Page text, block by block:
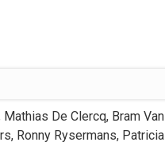
Mathias De Clercq, Bram
, Ronny Rysermans, Patricia